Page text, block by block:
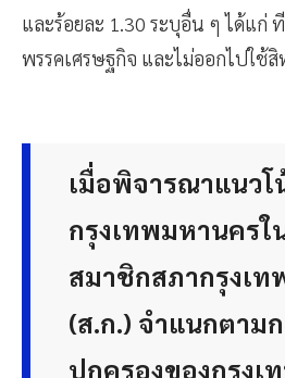
และร้อยละ 1.30 ระบุอื่น ๆ ได้แก่
เมื่อพิจารณาแนวโ
กรุงเทพมหานครใ
สมาชิกสภากรุงเท
(ส.ก.) จำแนกตามก